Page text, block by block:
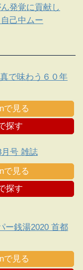
発覚に貢献し
己中ムー
で味わう６０年
で見る
探す
号 雑誌
で見る
探す
ー銭湯2020 首都
で見る